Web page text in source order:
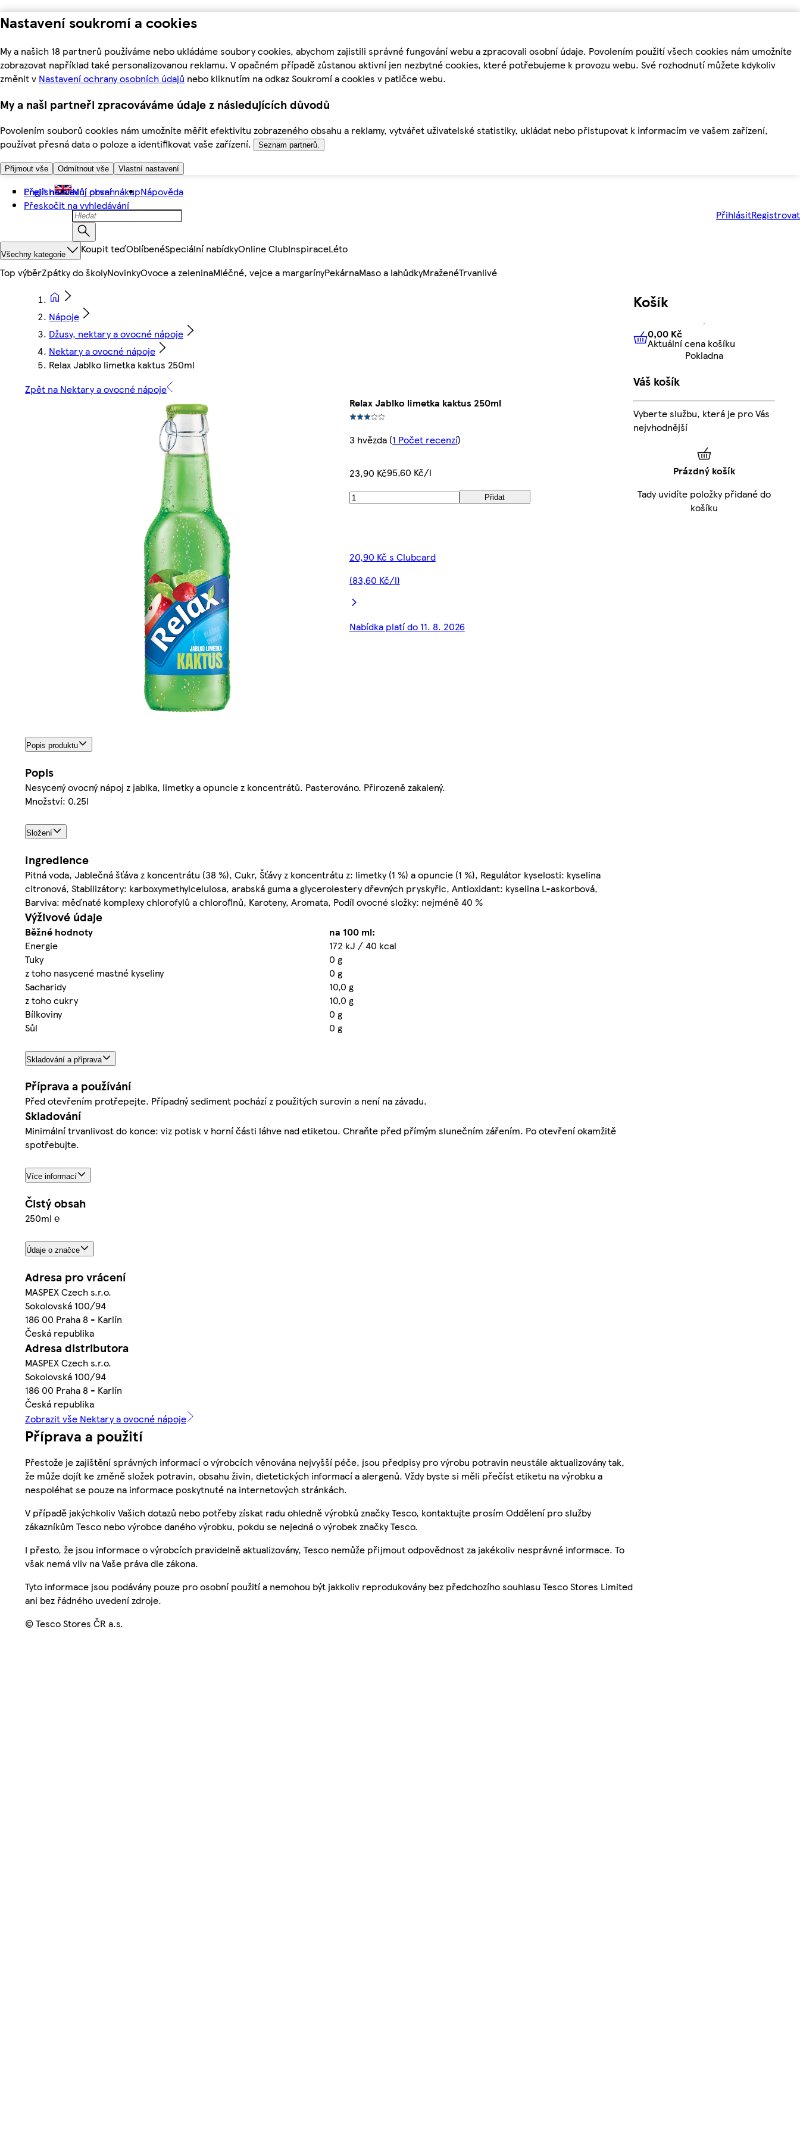
Nastavení soukromí a cookies
My a našich 18 partnerů používáme nebo ukládáme soubory cookies, abychom zajistili správné fungování webu a zpracovali osobní údaje. Povolením použití všech cookies nám umožníte
zobrazovat například také personalizovanou reklamu. V opačném případě zůstanou aktivní jen nezbytné cookies, které potřebujeme k provozu webu. Své rozhodnutí můžete kdykoliv
změnit v Nastavení ochrany osobních údajů nebo kliknutím na odkaz Soukromí a cookies v patičce webu.
My a naši partneři zpracováváme údaje z následujících důvodů
Povolením souborů cookies nám umožníte měřit efektivitu zobrazeného obsahu a reklamy, vytvářet uživatelské statistiky, ukládat nebo přistupovat k informacím ve vašem zařízení,
používat přesná data o poloze a identifikovat vaše zařízení.
Seznam partnerů.
Přijmout vše Odmítnout vše Vlastní nastavení
Přejít na hlavní obsah
Přeskočit na vyhledávání
English Můj první nákupNápověda
PřihlásitRegistrovat
Všechny kategorie Koupit teďOblíbenéSpeciální nabídkyOnline ClubInspiraceLéto
Top výběrZpátky do školyNovinkyOvoce a zeleninaMléčné, vejce a margarínyPekárnaMaso a lahůdkyMraženéTrvanlivé
Nápoje
Džusy, nektary a ovocné nápoje
Nektary a ovocné nápoje
Relax Jablko limetka kaktus 250ml
Zpět na Nektary a ovocné nápoje
Relax Jablko limetka kaktus 250ml
3 hvězda(1 Počet recenzí)
23,90 Kč95,60 Kč/l
Přidat
20,90 Kč s Clubcard
(83,60 Kč/l)
Nabídka platí do 11. 8. 2026
Popis produktu
Popis
Nesycený ovocný nápoj z jablka, limetky a opuncie z koncentrátů. Pasterováno. Přirozeně zakalený.
Množství: 0.25l
Složení
Ingredience
Pitná voda, Jablečná šťáva z koncentrátu (38 %), Cukr, Šťávy z koncentrátu z: limetky (1 %) a opuncie (1 %), Regulátor kyselosti: kyselina
citronová, Stabilizátory: karboxymethylcelulosa, arabská guma a glycerolestery dřevných pryskyřic, Antioxidant: kyselina L-askorbová,
Barviva: měďnaté komplexy chlorofylů a chlorofinů, Karoteny, Aromata, Podíl ovocné složky: nejméně 40 %
Výživové údaje
Běžné hodnoty
na 100 ml:
Energie
172 kJ / 40 kcal
Tuky
0 g
z toho nasycené mastné kyseliny
0 g
Sacharidy
10,0 g
z toho cukry
10,0 g
Bílkoviny
0 g
Sůl
0 g
Skladování a příprava
Příprava a používání
Před otevřením protřepejte. Případný sediment pochází z použitých surovin a není na závadu.
Skladování
Minimální trvanlivost do konce: viz potisk v horní části láhve nad etiketou. Chraňte před přímým slunečním zářením. Po otevření okamžitě
spotřebujte.
Více informací
Čistý obsah
250ml ℮
Údaje o značce
Adresa pro vrácení
MASPEX Czech s.r.o.
Sokolovská 100/94
186 00 Praha 8 - Karlín
Česká republika
Adresa distributora
MASPEX Czech s.r.o.
Sokolovská 100/94
186 00 Praha 8 - Karlín
Česká republika
Zobrazit vše Nektary a ovocné nápoje
Příprava a použití
Přestože je zajištění správných informací o výrobcích věnována nejvyšší péče, jsou předpisy pro výrobu potravin neustále aktualizovány tak,
že může dojít ke změně složek potravin, obsahu živin, dietetických informací a alergenů. Vždy byste si měli přečíst etiketu na výrobku a
nespoléhat se pouze na informace poskytnuté na internetových stránkách.
V případě jakýchkoliv Vašich dotazů nebo potřeby získat radu ohledně výrobků značky Tesco, kontaktujte prosím Oddělení pro služby
zákazníkům Tesco nebo výrobce daného výrobku, pokdu se nejedná o výrobek značky Tesco.
I přesto, že jsou informace o výrobcích pravidelně aktualizovány, Tesco nemůže přijmout odpovědnost za jakékoliv nesprávné informace. To
však nemá vliv na Vaše práva dle zákona.
Tyto informace jsou podávány pouze pro osobní použití a nemohou být jakkoliv reprodukovány bez předchozího souhlasu Tesco Stores Limited
ani bez řádného uvedení zdroje.
© Tesco Stores ČR a.s.
Košík
0,00 KčAktuální cena košíku
0,00 Kč
Aktuální cena košíku
Pokladna
Váš košík
Vyberte službu, která je pro Vás
nejvhodnější
Prázdný košík
Tady uvidíte položky přidané do
košíku